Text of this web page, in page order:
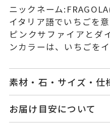
ニックネーム
イタリア語でいちごを
ピンクサファイアとダ
ンカラーは、いちごを
素材・石・サイズ・仕
品番
お届け目安について